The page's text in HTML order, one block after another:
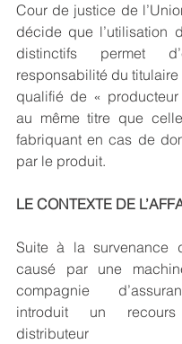
Cour de justice de
décide que l’utilisation
distinctifs permet
responsabilité du
qualifié de «
au même titre que
fabriquant en cas de
par le produit.
LE CONTEXTE DE
Suite à la survenance
causé par une
compagnie
introduit un
distributeur